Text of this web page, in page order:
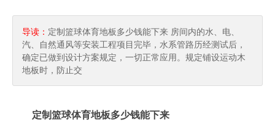
导读： 定制篮球体育地板多少钱能下来 房间内的水、电、
汽、自然通风等安装工程项目完毕，水系管路历经测试后，
确定已做到设计方案规定，一切正常应用。规定铺设运动木
地板时，防止交
定制篮球体育地板多少钱能下来